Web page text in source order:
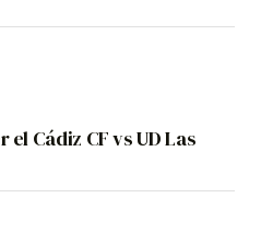
Cádiz CF vs UD Las